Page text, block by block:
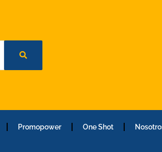
Promopower One Shot